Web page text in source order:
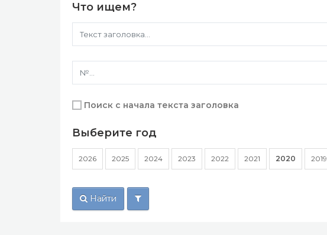
Что ищем?
Поиск с начала текста заголовка
Выберите год
2026 2025 2024 2023 2022 2021 2020 2019
Найти